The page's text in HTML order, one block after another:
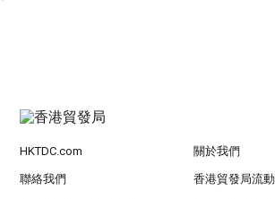
HKTDC.com 關於我們
聯絡我們 香港貿發局流